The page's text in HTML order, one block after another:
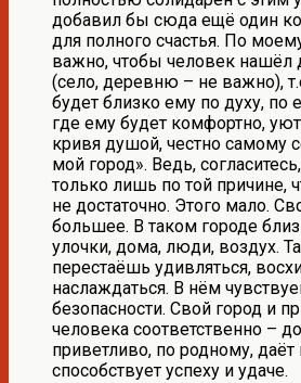
добавил бы сюда ещё один
для полного счастья. По
важно, чтобы человек нашёл
(село, деревню – не важно),
будет близко ему по духу,
где ему будет комфортно,
кривя душой, честно самому
мой город». Ведь,
только лишь по той причине,
не достаточно. Этого мало.
большее. В таком городе
улочки, дома, люди, воздух.
перестаёшь удивляться,
наслаждаться. В нём
безопасности. Свой город и
человека соответственно –
приветливо, по родному,
способствует успеху и удаче.